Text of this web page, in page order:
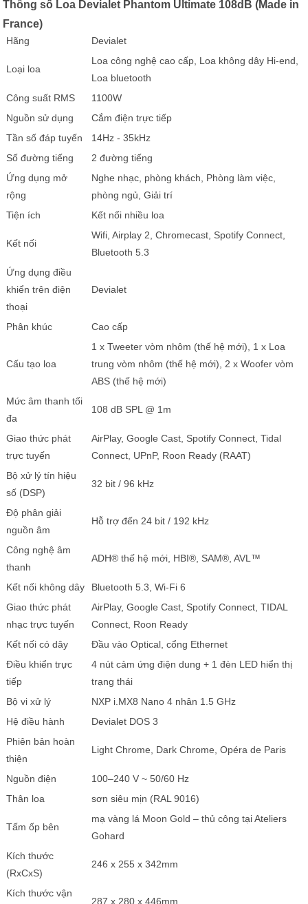
Thông số Loa Devialet Phantom Ultimate 108dB (Made in
France)
Hãng Devialet
Loại loa
Loa công nghệ cao cấp, Loa không dây Hi-end,
Loa bluetooth
Công suất RMS
1100W
Nguồn sử dụng
Cắm điện trực tiếp
Tần số đáp tuyến
14Hz - 35kHz
Số đường tiếng
2 đường tiếng
Ứng dụng mở
rộng
Nghe nhạc, phòng khách, Phòng làm việc,
phòng ngủ, Giải trí
Tiện ích
Kết nối nhiều loa
Kết nối
Wifi, Airplay 2, Chromecast, Spotify Connect,
Bluetooth 5.3
Ứng dụng điều
khiển trên điện
thoại
Devialet
Phân khúc Cao cấp
Cấu tạo loa
1 x Tweeter vòm nhôm (thế hệ mới), 1 x Loa
trung vòm nhôm (thế hệ mới), 2 x Woofer vòm
ABS (thế hệ mới)
Mức âm thanh tối
đa
108 dB SPL @ 1m
Giao thức phát
trực tuyến
AirPlay, Google Cast, Spotify Connect, Tidal
Connect, UPnP, Roon Ready (RAAT)
Bộ xử lý tín hiệu
số (DSP)
32 bit / 96 kHz
Độ phân giải
nguồn âm
Hỗ trợ đến 24 bit / 192 kHz
Công nghệ âm
thanh
ADH® thế hệ mới, HBI®, SAM®, AVL™
Kết nối không dây
Bluetooth 5.3, Wi-Fi 6
Giao thức phát
nhạc trực tuyến
AirPlay, Google Cast, Spotify Connect, TIDAL
Connect, Roon Ready
Kết nối có dây
Đầu vào Optical, cổng Ethernet
Điều khiển trực
tiếp
4 nút cảm ứng điện dung + 1 đèn LED hiển thị
trạng thái
Bộ vi xử lý
NXP i.MX8 Nano 4 nhân 1.5 GHz
Hệ điều hành
Devialet DOS 3
Phiên bản hoàn
thiện
Light Chrome, Dark Chrome, Opéra de Paris
Nguồn điện
100–240 V ~ 50/60 Hz
Thân loa
sơn siêu mịn (RAL 9016)
Tấm ốp bên
mạ vàng lá Moon Gold – thủ công tại Ateliers
Gohard
Kích thước
(RxCxS)
246 x 255 x 342mm
Kích thước vận
287 x 280 x 446mm